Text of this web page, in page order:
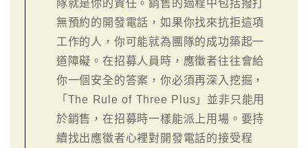
隊就是你的責任。銷售的過程中包括撥打
無預約的開發電話，如果你找來抗拒這項
工作的人，你可能就為團隊的成功築起一
道障礙。在招募人員時，應徵者往往會給
你一個安全的答案，你必須再深入挖掘，
「The Rule of Three Plus」並非只能用
於銷售，在招募時一樣能派上用場。要持
續找出應徵者心裡對開發電話的接受程